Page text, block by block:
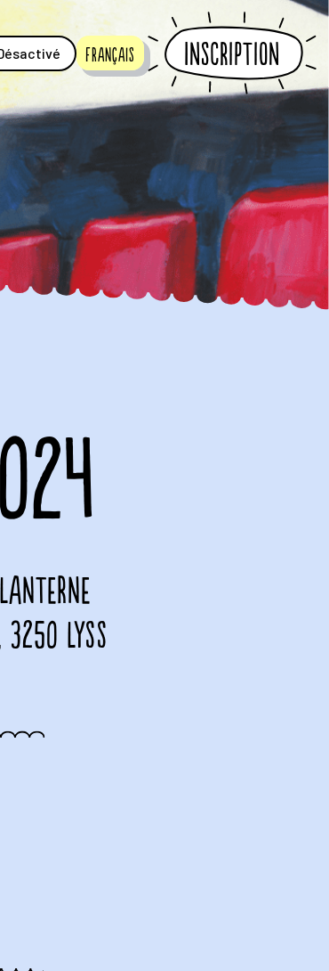
Français Inscription
Lyss